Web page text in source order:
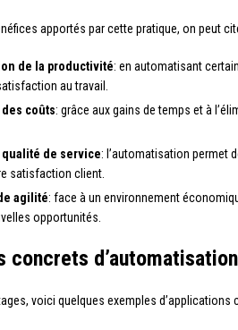
apportés par cette pratique, on peut
de la productivité: en automatisant
au travail.
coûts: grâce aux gains de temps et à
de service: l’automatisation permet
satisfaction client.
agilité: face à un environnement
opportunités.
concrets
voici quelques exemples d’applications